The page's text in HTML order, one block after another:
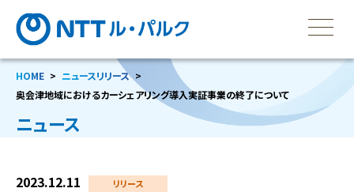
HOME
ニュースリリース
奥会津地域におけるカーシェアリング導入実証事業の終了について
ニュース
2023.12.11 リリース